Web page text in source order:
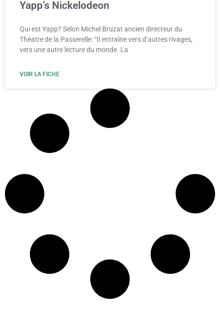
Yapp’s Nickelodeon
Qui est Yapp? Selon Michel Bruzat ancien directeur du
Théatre de la Passerelle: “Il entraîne vers d’autres rivages,
vers une autre lecture du monde. La
VOIR LA FICHE